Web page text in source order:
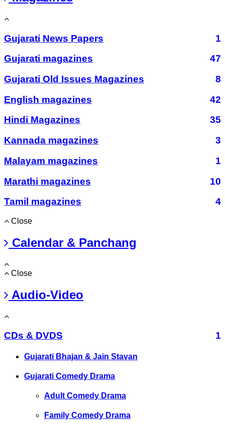
Gujarati News Papers
1
Gujarati magazines
47
Gujarati Old Issues Magazines
8
English magazines
42
Hindi Magazines
35
Kannada magazines
3
Malayam magazines
1
Marathi magazines
10
Tamil magazines
4
Close
Calendar & Panchang
Close
Audio-Video
CDs & DVDS 1
Gujarati Bhajan & Jain Stavan
Gujarati Comedy Drama
Adult Comedy Drama
Family Comedy Drama